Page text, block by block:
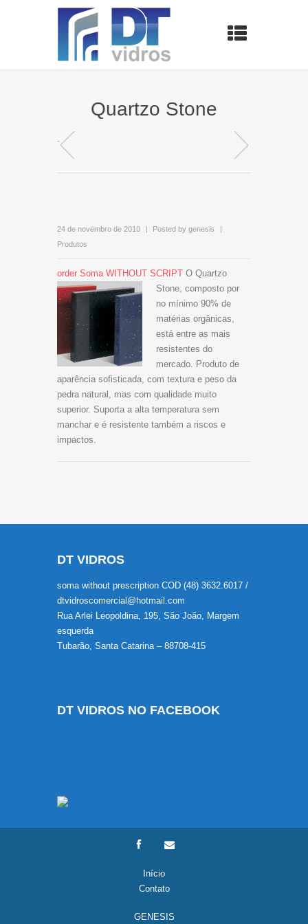
Quartzo Stone
.
24 de novembro de 2010 Posted by genesis
Produtos
order Soma WITHOUT SCRIPT O Quartzo
Stone, composto por
no mínimo 90% de
matérias orgânicas,
está entre as mais
resistentes do
mercado. Produto de
aparência sofisticada, com textura e peso da
pedra natural, mas com qualidade muito
superior. Suporta a alta temperatura sem
manchar e é resistente também a riscos e
impactos.
DT VIDROS
soma without prescription COD (48) 3632.6017 /
dtvidroscomercial@hotmail.com
Rua Arlei Leopoldina, 195, São João, Margem
esquerda
Tubarão, Santa Catarina – 88708-415
DT VIDROS NO FACEBOOK
Início
Contato
GENESIS